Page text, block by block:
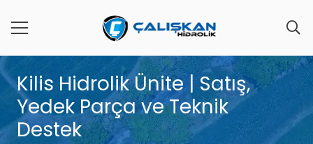
Kilis Hidrolik Ünite | Satış,
Yedek Parça ve Teknik
Destek